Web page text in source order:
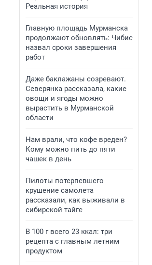
Реальная история
Главную площадь Мурманска
продолжают обновлять: Чибис
назвал сроки завершения
работ
Даже баклажаны созревают.
Северянка рассказала, какие
овощи и ягоды можно
вырастить в Мурманской
области
Нам врали, что кофе вреден?
Кому можно пить до пяти
чашек в день
Пилоты потерпевшего
крушение самолета
рассказали, как выживали в
сибирской тайге
В 100 г всего 23 ккал: три
рецепта с главным летним
продуктом